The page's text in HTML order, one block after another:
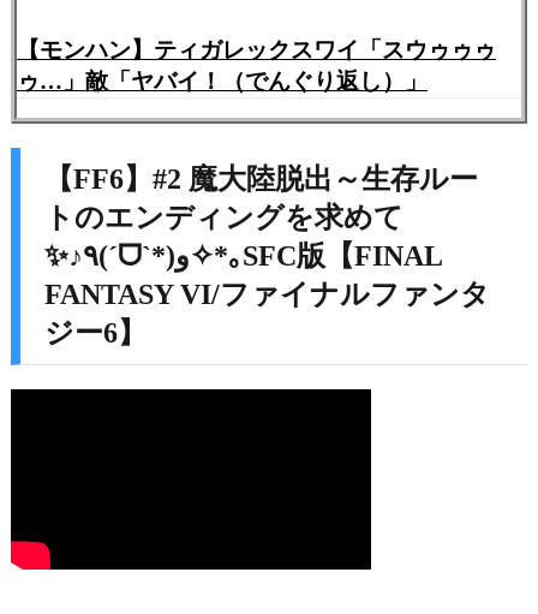
【モンハン】ティガレックスワイ「スウゥゥゥ
ゥ…」敵「ヤバイ！（でんぐり返し）」
【FF6】#2 魔大陸脱出～生存ルー
トのエンディングを求めて
✨♪٩(ˊᗜˋ*)و✧*｡SFC版【FINAL
FANTASY VI/ファイナルファンタ
ジー6】